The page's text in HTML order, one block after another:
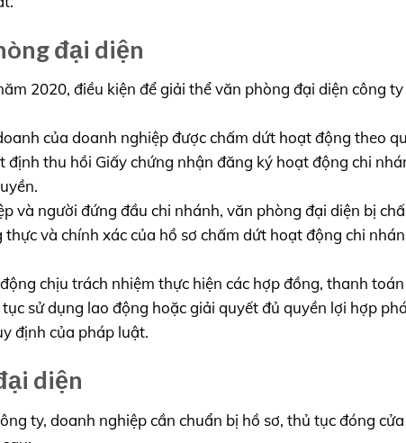
đại diện
2020, điều kiện để giải thể văn phòng đại diện công
của doanh nghiệp được chấm dứt hoạt động theo
thu hồi Giấy chứng nhận đăng ký hoạt động chi
và người đứng đầu chi nhánh, văn phòng đại diện bị
và chính xác của hồ sơ chấm dứt hoạt động chi
chịu trách nhiệm thực hiện các hợp đồng, thanh
sử dụng lao động hoặc giải quyết đủ quyền lợi hợp
định của pháp luật.
diện
ty, doanh nghiệp cần chuẩn bị hồ sơ, thủ tục đóng